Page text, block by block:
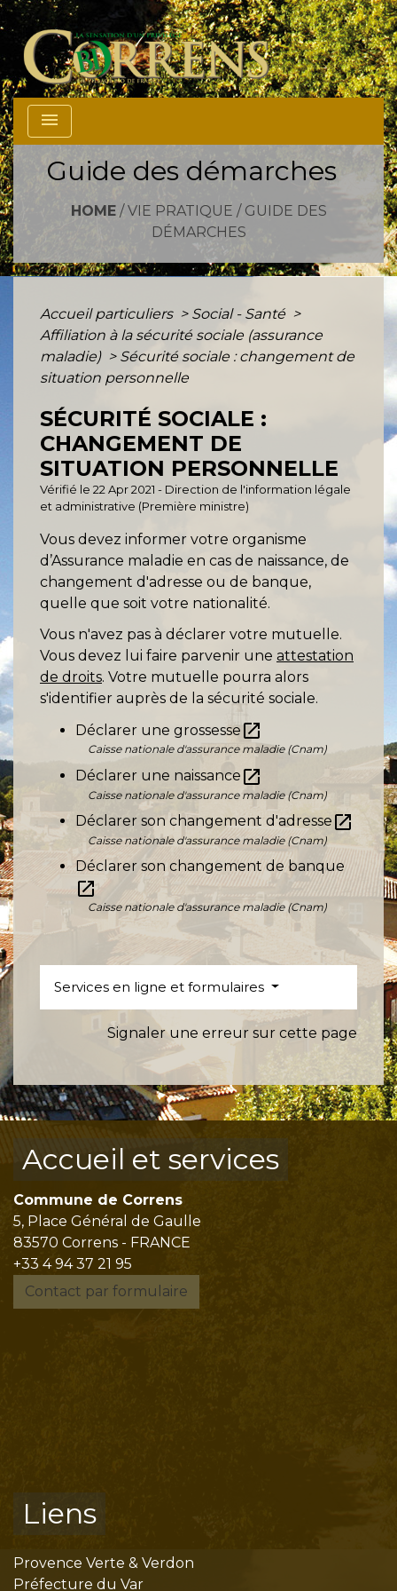
menu
Guide des démarches
HOME/ VIE PRATIQUE / GUIDE DES
DÉMARCHES
Accueil particuliers > Social - Santé >
Affiliation à la sécurité sociale (assurance
maladie) > Sécurité sociale : changement de
situation personnelle
SÉCURITÉ SOCIALE :
CHANGEMENT DE
SITUATION PERSONNELLE
Vérifié le 22 Apr 2021 - Direction de l'information légale
et administrative (Première ministre)
Vous devez informer votre organisme
d’Assurance maladie en cas de naissance, de
changement d'adresse ou de banque,
quelle que soit votre nationalité.
Vous n'avez pas à déclarer votre mutuelle.
Vous devez lui faire parvenir une attestation
de droits. Votre mutuelle pourra alors
s'identifier auprès de la sécurité sociale.
Déclarer une grossesseopen_in_new
Caisse nationale d'assurance maladie (Cnam)
Déclarer une naissance open_in_new
Caisse nationale d'assurance maladie (Cnam)
Déclarer son changement d'adresse open_in_new
Caisse nationale d'assurance maladie (Cnam)
Déclarer son changement de banque
open_in_new
Caisse nationale d'assurance maladie (Cnam)
Services en ligne et formulaires
Signaler une erreur sur cette page
Accueil et services
Commune de Correns
5, Place Général de Gaulle
83570 Correns - FRANCE
+33 4 94 37 21 95
Contact par formulaire
Liens
Provence Verte & Verdon
Préfecture du Var